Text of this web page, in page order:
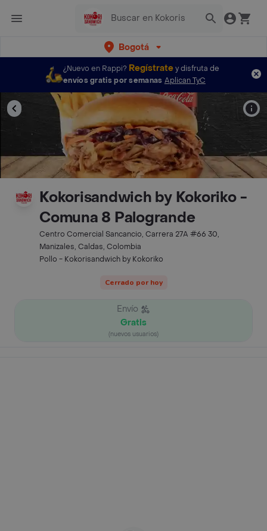
Bogotá
¿Nuevo en Rappi? Regístratey disfruta de
envíos gratis por semanas Aplican TyC
Kokorisandwich by Kokoriko -
Comuna 8 Palogrande
Centro Comercial Sancancio, Carrera 27A #66 30,
Manizales, Caldas, Colombia
Pollo - Kokorisandwich by Kokoriko
Cerrado por hoy
Envío
Gratis
(nuevos usuarios)